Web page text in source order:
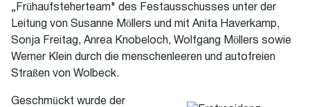
„Frühaufsteherteam" des Festausschusses unter der
Leitung von Susanne Möllers und mit Anita Haverkamp,
Sonja Freitag, Anrea Knobeloch, Wolfgang Möllers sowie
Werner Klein durch die menschenleeren und autofreien
Straßen von Wolbeck.
Geschmückt wurde der